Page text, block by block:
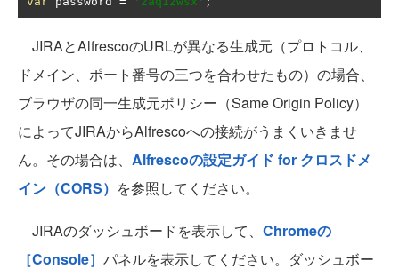
JIRAとAlfrescoのURLが異なる生成元（プロトコル、
ドメイン、ポート番号の三つを合わせたもの）の場合、
ブラウザの同一生成元ポリシー（Same Origin Policy）
によってJIRAからAlfrescoへの接続がうまくいきませ
ん。その場合は、 Alfrescoの設定ガイド for クロスドメ
イン（CORS） を参照してください。
JIRAのダッシュボードを表示して、 Chromeの
［Console］ パネルを表示してください。ダッシュボー